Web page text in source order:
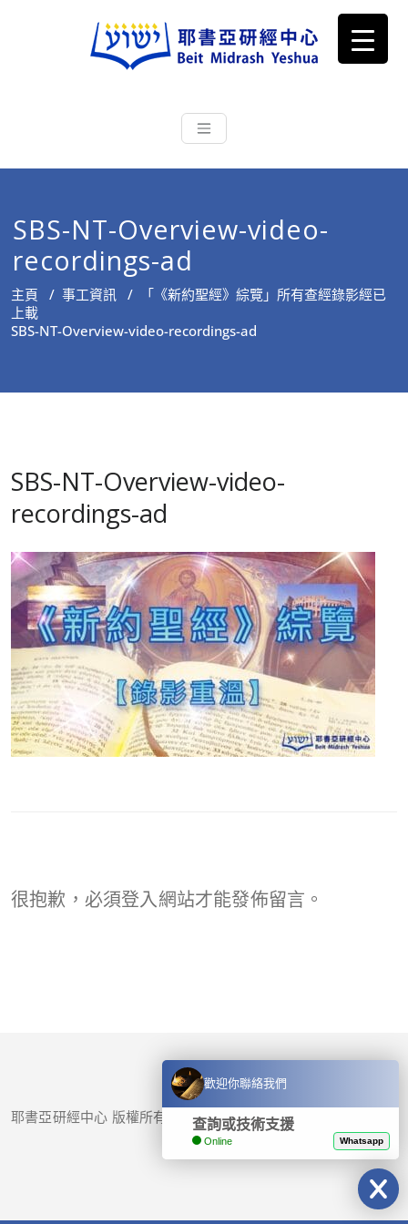
耶書亞研經中心
根源明白聖經，成為更好的門徒
SBS-NT-Overview-video-
recordings-ad
主頁 / 事工資訊 /
「《新約聖經》綜覽」所有查經錄影經已
上載
SBS-NT-Overview-video-recordings-ad
SBS-NT-Overview-video-
recordings-ad
很抱歉，必須登入網站才能發佈留言。
耶書亞研經中心 版權所有 © 2017-2026
歡迎你聯絡我們
查詢或技術支援
Online Whatsapp